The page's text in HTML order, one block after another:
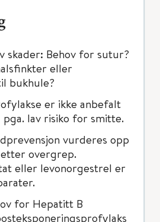
skader: Behov for sutur?
eller
bukhule?
er ikke anbefalt
lav risiko for smitte.
vurderes opp
overgrep.
eller levonorgestrel er
for Hepatitt B